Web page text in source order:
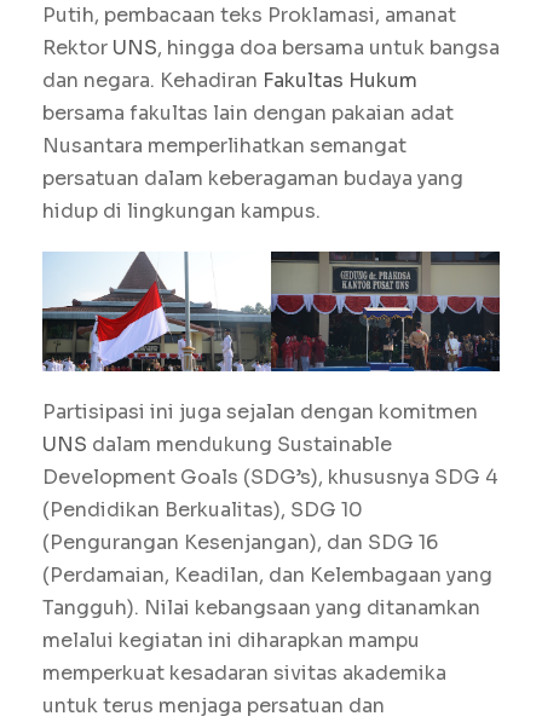
Putih, pembacaan teks Proklamasi, amanat
Rektor UNS, hingga doa bersama untuk bangsa
dan negara. Kehadiran Fakultas Hukum
bersama fakultas lain dengan pakaian adat
Nusantara memperlihatkan semangat
persatuan dalam keberagaman budaya yang
hidup di lingkungan kampus.
Partisipasi ini juga sejalan dengan komitmen
UNS dalam mendukung Sustainable
Development Goals (SDG’s), khususnya SDG 4
(Pendidikan Berkualitas), SDG 10
(Pengurangan Kesenjangan), dan SDG 16
(Perdamaian, Keadilan, dan Kelembagaan yang
Tangguh). Nilai kebangsaan yang ditanamkan
melalui kegiatan ini diharapkan mampu
memperkuat kesadaran sivitas akademika
untuk terus menjaga persatuan dan